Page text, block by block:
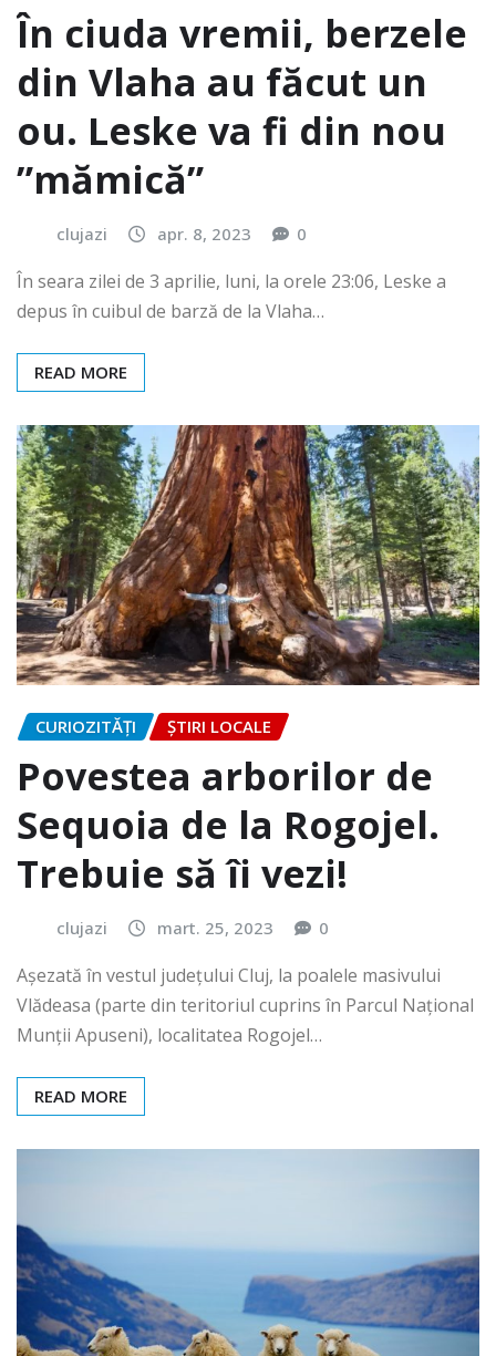
În ciuda vremii, berzele
din Vlaha au făcut un
ou. Leske va fi din nou
”mămică”
clujazi apr. 8, 2023 0
În seara zilei de 3 aprilie, luni, la orele 23:06, Leske a
depus în cuibul de barză de la Vlaha…
READ MORE
CURIOZITĂȚI ȘTIRI LOCALE
Povestea arborilor de
Sequoia de la Rogojel.
Trebuie să îi vezi!
clujazi mart. 25, 2023 0
Așezată în vestul județului Cluj, la poalele masivului
Vlădeasa (parte din teritoriul cuprins în Parcul Național
Munții Apuseni), localitatea Rogojel…
READ MORE